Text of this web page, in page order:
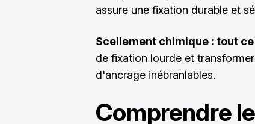
assure une fixation durable et
Scellement chimique : tout
de fixation lourde et
d'ancrage inébranlables.
Comprendre